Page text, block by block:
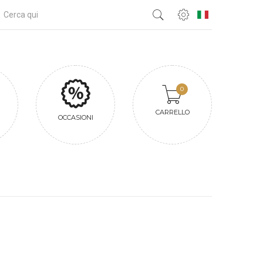
OCCASIONI
CARRELLO
0